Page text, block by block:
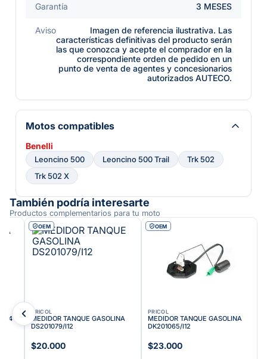
Garantía 3 MESES
Aviso
Imagen de referencia ilustrativa. Las
características definitivas del producto serán
las que conozca y acepte el comprador en la
correspondiente orden de pedido en un
punto de venta de agentes y concesionarios
autorizados AUTECO.
Motos compatibles
Benelli
Leoncino 500 Leoncino 500 Trail
Trk 502
Trk 502 X
También podría interesarte
Productos complementarios para tu moto
I4
OEM
PRICOL
MEDIDOR TANQUE GASOLINA
DS201079/I12
$20.000
OEM
PRICOL
MEDIDOR TANQUE GASOLINA
DK201065/I12
$23.000